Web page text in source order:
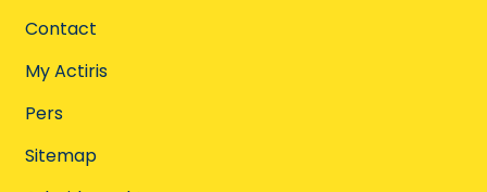
Contact
My Actiris
Pers
Sitemap